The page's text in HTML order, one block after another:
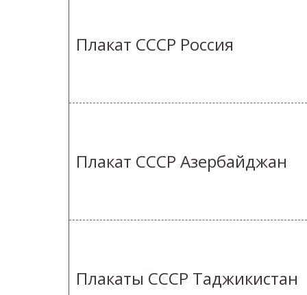
Плакат СССР Россия
Плакат СССР Азербайджан
Плакаты СССР Таджикистан